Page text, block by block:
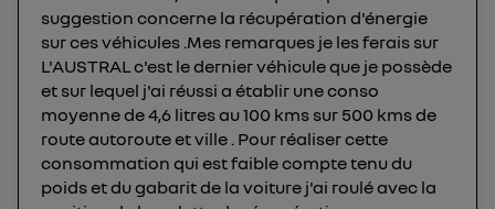
suggestion concerne la récupération d'énergie
sur ces véhicules .Mes remarques je les ferais sur
L'AUSTRAL c'est le dernier véhicule que je possède
et sur lequel j'ai réussi a établir une conso
moyenne de 4,6 litres au 100 kms sur 500 kms de
route autoroute et ville . Pour réaliser cette
consommation qui est faible compte tenu du
poids et du gabarit de la voiture j'ai roulé avec la
attribuer le même identifiant. En général :
Pour uneconnexion foyer(ex : Wi-Fi), la personnalisation sera basée
sur la navigation des membres du foyer ayant consentis.
, la personnalisation sera basée
uniquement sur la navigation de l'utilisateur du mobile.
Vous pouvez à tout moment retirer ce
consentement sur le portail d’Utiq("
") ou via la page « gérer Utiq » en bas de ce site.